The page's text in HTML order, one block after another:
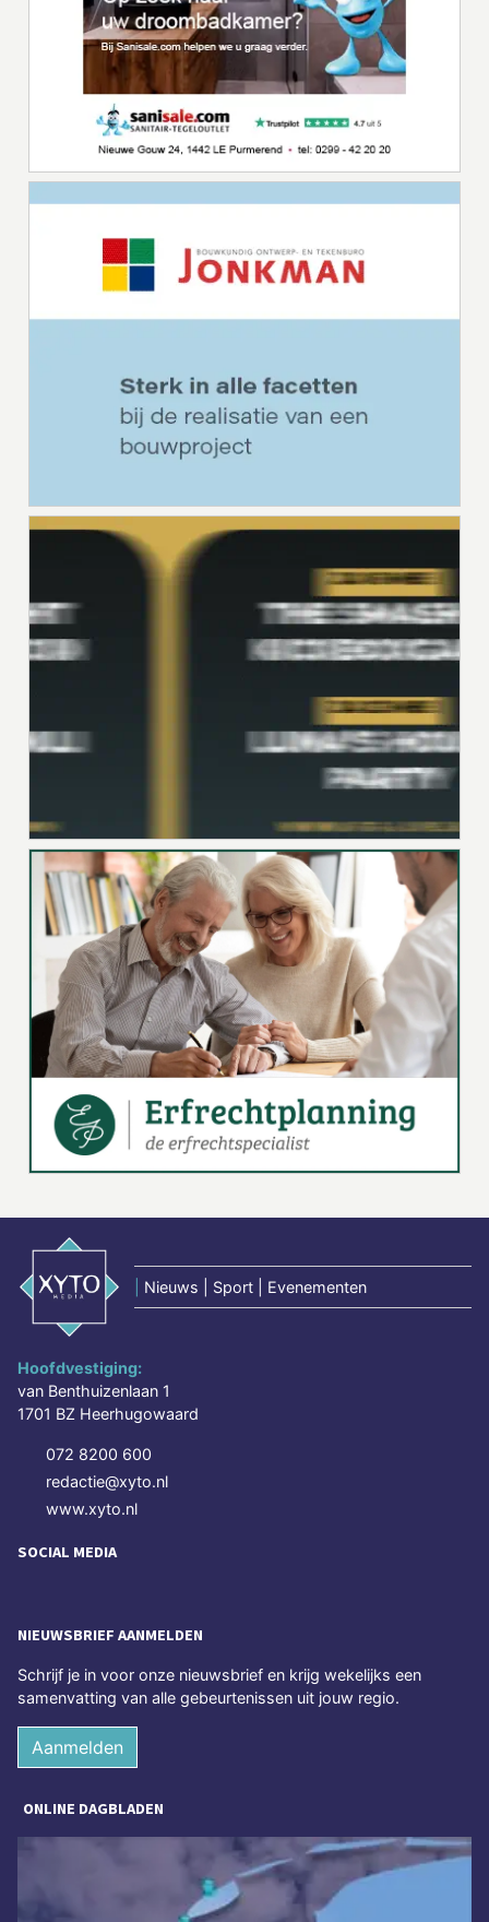
Nieuws | Sport | Evenementen
Hoofdvestiging:
van Benthuizenlaan 1
1701 BZ Heerhugowaard
072 8200 600
redactie@xyto.nl
www.xyto.nl
SOCIAL MEDIA
NIEUWSBRIEF AANMELDEN
Schrijf je in voor onze nieuwsbrief en krijg wekelijks een
samenvatting van alle gebeurtenissen uit jouw regio.
Aanmelden
ONLINE DAGBLADEN